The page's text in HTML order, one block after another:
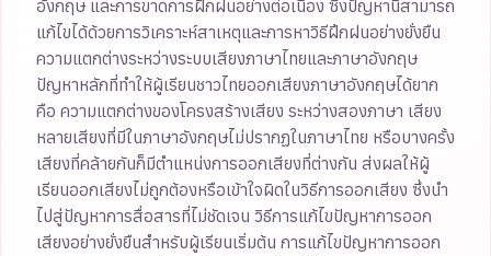
อังกฤษ และการขาดการฝึกฝนอย่างต่อเนื่อง ซึ่งปัญหานี้สามารถ
แก้ไขได้ด้วยการวิเคราะห์สาเหตุและการหาวิธีฝึกฝนอย่างยั่งยืน
ความแตกต่างระหว่างระบบเสียงภาษาไทยและภาษาอังกฤษ
ปัญหาหลักที่ทำให้ผู้เรียนชาวไทยออกเสียงภาษาอังกฤษได้ยาก
คือ ความแตกต่างของโครงสร้างเสียง ระหว่างสองภาษา เสียง
หลายเสียงที่มีในภาษาอังกฤษไม่ปรากฏในภาษาไทย หรือบางครั้ง
เสียงที่คล้ายกันก็มีตำแหน่งการออกเสียงที่ต่างกัน ส่งผลให้ผู้
เรียนออกเสียงไม่ถูกต้องหรือเข้าใจผิดในวิธีการออกเสียง ซึ่งนำ
ไปสู่ปัญหาการสื่อสารที่ไม่ชัดเจน วิธีการแก้ไขปัญหาการออก
เสียงอย่างยั่งยืนสำหรับผู้เรียนเริ่มต้น การแก้ไขปัญหาการออก